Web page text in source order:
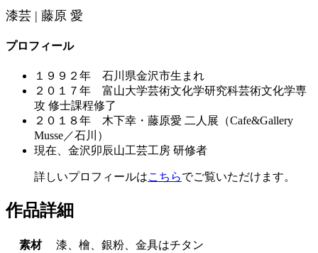
漆芸 | 藤原 愛
プロフィール
１９９２年 石川県金沢市生まれ
２０１７年 富山大学芸術文化学研究科芸術文化学専
攻 修士課程修了
２０１８年 木下幸・藤原愛 二人展（Cafe&Gallery
Musse／石川）
現在、金沢卯辰山工芸工房 研修者
詳しいプロフィールはこちらでご覧いただけます。
作品詳細
素材
漆、檜、銀粉、金具はチタン